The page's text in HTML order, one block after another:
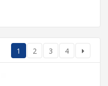
1 2 3 4